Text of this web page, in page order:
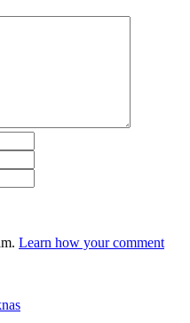
Learn how your comment